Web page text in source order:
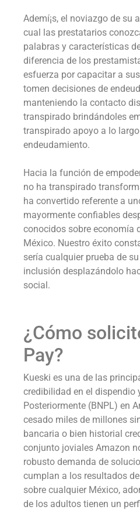
Ademí¡s, el noviazgo de su
cual las prestatarios
palabras y características
diferencia de los
esfuerza por capacitar a
tomen decisiones de
manteniendo la contacto
transpirado brindándoles
transpirado apoyo a lo
endeudamiento.
Hacia la función de
no ha transpirado
ha convertido referente a
mayormente confiables
conocidos sobre economía
México. Nuestro éxito
serí­a cualquier prueba de
inclusión desplazándolo
social.
¿Cómo
Pay?
Kueski es una de las
credibilidad en el dispendio
Posteriormente (BNPL) en
cesado miles de millones
bancaria o bien historial
conjunto joviales Amazon
robusto demanda de
cumplan a los resultados
sobre cualquier México,
de los adultos tienen un